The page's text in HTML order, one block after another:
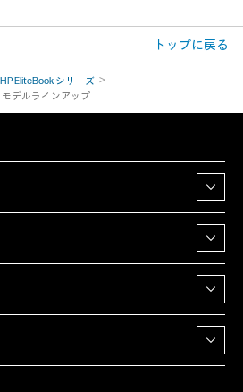
トップに戻る
HP EliteBook シリーズ
モデルラインアップ